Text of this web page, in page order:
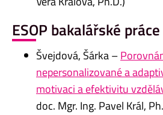
ESOP bakalářské práce
Švejdová, Šárka –
nepersonalizované a
motivaci a efektivitu
doc. Mgr. Ing. Pavel Král,